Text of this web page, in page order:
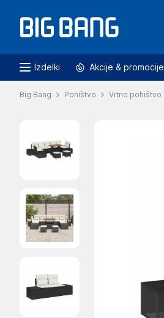
Izdelki Akcije & promocije
Big Bang Pohištvo Vrtno pohištvo